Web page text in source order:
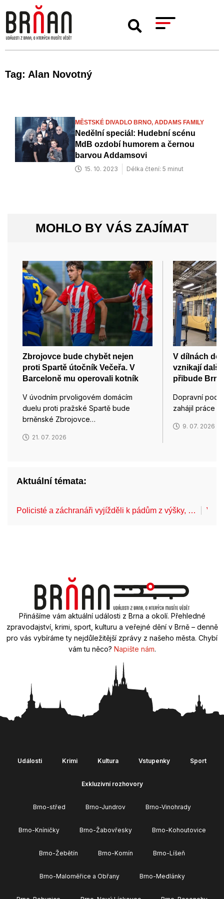
Tag: Alan Novotný
MĚSTSKÉ DIVADLO BRNO, ADDAMS FAMILY
Nedělní speciál: Hudební scénu
MdB ozdobí humorem a černou
barvou Addamsovi
15. 10. 2023 Délka čtení: 5 minut
MOHLO BY VÁS ZAJÍMAT
Zbrojovce bude chybět nejen
proti Spartě útočník Večeřa. V
Barceloně mu operovali kotník
V úvodním prvoligovém domácím
duelu proti pražské Spartě bude
brněnské Zbrojovce…
21. 07. 2026
V dílnách
vznikají další
přibude
Dopravní
zahájil práce
9. 07. 2026
Aktuální témata:
Policisté a záchranáři vyjížděli k pádům z výšky, … V
Přinášíme vám aktuální události z Brna a okolí. Přehledné
zpravodajství, krimi, sport, kulturu a veřejné dění v Brně – denně
pro vás vybíráme ty nejdůležitější zprávy z našeho města. Chybí
vám tu něco? Napište nám.
Události Krimi Kultura Vstupenky Sport
Exkluzivní rozhovory
Brno-střed Brno-Jundrov Brno-Vinohrady
Brno-Kníničky Brno-Žabovřesky Brno-Kohoutovice
Brno-Žebětín Brno-Komín Brno-Líšeň
Brno-Maloměřice a Obřany Brno-Medlánky